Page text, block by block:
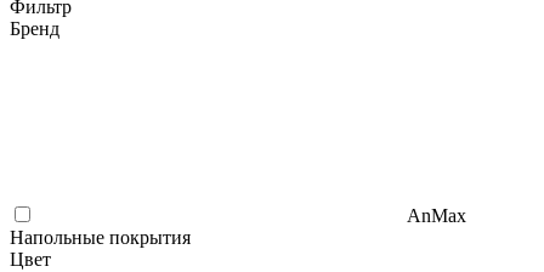
Фильтр
Бренд
AnMax
Напольные покрытия
Цвет